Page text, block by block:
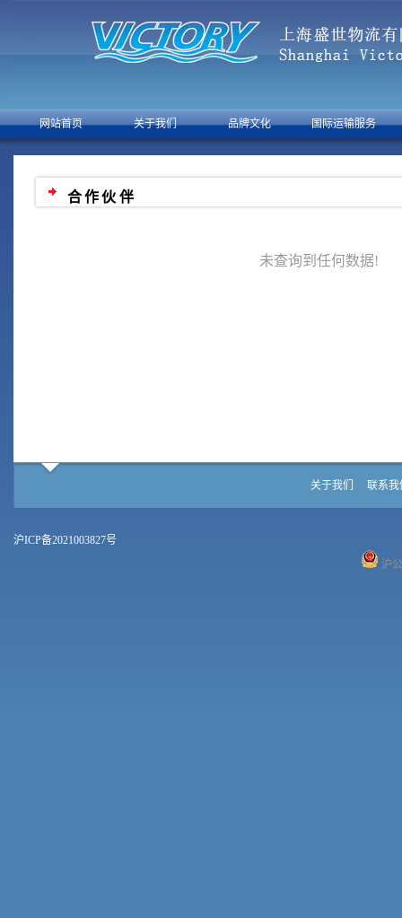
网站首页 关于我们 品牌文化 国际运输服务
合作伙伴
未查询到任何数据!
关于我们 联系我
沪ICP备2021003827号
沪